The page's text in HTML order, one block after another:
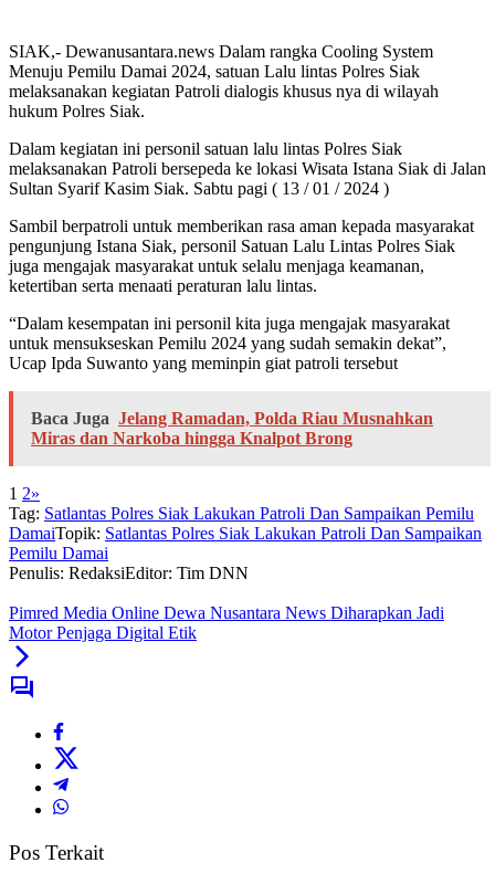
SIAK,- Dewanusantara.news Dalam rangka Cooling System
Menuju Pemilu Damai 2024, satuan Lalu lintas Polres Siak
melaksanakan kegiatan Patroli dialogis khusus nya di wilayah
hukum Polres Siak.
Dalam kegiatan ini personil satuan lalu lintas Polres Siak
melaksanakan Patroli bersepeda ke lokasi Wisata Istana Siak di Jalan
Sultan Syarif Kasim Siak. Sabtu pagi ( 13 / 01 / 2024 )
Sambil berpatroli untuk memberikan rasa aman kepada masyarakat
pengunjung Istana Siak, personil Satuan Lalu Lintas Polres Siak
juga mengajak masyarakat untuk selalu menjaga keamanan,
ketertiban serta menaati peraturan lalu lintas.
“Dalam kesempatan ini personil kita juga mengajak masyarakat
untuk mensukseskan Pemilu 2024 yang sudah semakin dekat”,
Ucap Ipda Suwanto yang meminpin giat patroli tersebut
Baca Juga Jelang Ramadan, Polda Riau Musnahkan
Miras dan Narkoba hingga Knalpot Brong
1 2»
Tag: Satlantas Polres Siak Lakukan Patroli Dan Sampaikan Pemilu
DamaiTopik: Satlantas Polres Siak Lakukan Patroli Dan Sampaikan
Pemilu Damai
Penulis: RedaksiEditor: Tim DNN
Pimred Media Online Dewa Nusantara News Diharapkan Jadi
Motor Penjaga Digital Etik
Pos Terkait